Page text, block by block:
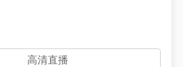
高清直播